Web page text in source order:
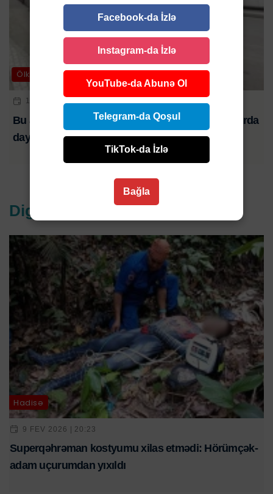
Ölkə
10 AVQ 2026 | 10:30
Bu avtobuslar avqustun 10-da bəzi dayanacaqlarda
dayanmayacaq
Digər xəbərlər
Hadisə
9 FEV 2026 | 20:23
Superqəhrəman kostyumu xilas etmədi: Hörümçək-
adam uçurumdan yıxıldı
Facebook-da İzlə
Instagram-da İzlə
YouTube-da Abunə Ol
Telegram-da Qoşul
TikTok-da İzlə
Bağla